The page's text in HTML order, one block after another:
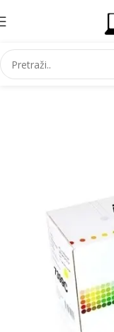
Početna Informatika